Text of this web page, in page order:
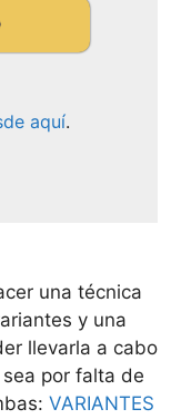
aquí.
una técnica
y una
llevarla a cabo
por falta de
VARIANTES